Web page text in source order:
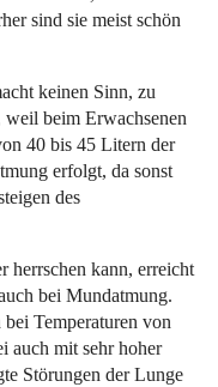
sind sie meist schön
keinen Sinn, zu
weil beim Erwachsenen
40 bis 45 Litern der
erfolgt, da sonst
des
herrschen kann, erreicht
bei Mundatmung.
Temperaturen von
auch mit sehr hoher
Störungen der Lunge